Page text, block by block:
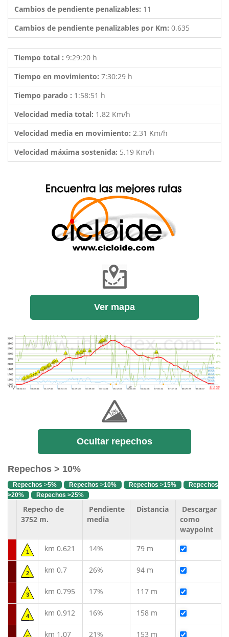
Cambios de pendiente penalizables: 11
Cambios de pendiente penalizables por Km: 0.635
Tiempo total : 9:29:20 h
Tiempo en movimiento: 7:30:29 h
Tiempo parado : 1:58:51 h
Velocidad media total: 1.82 Km/h
Velocidad media en movimiento: 2.31 Km/h
Velocidad máxima sostenida: 5.19 Km/h
Ver mapa
Ocultar repechos
Repechos > 10%
Repechos >5% Repechos >10% Repechos >15%
Repechos
>20%
Repechos >25%
Repecho de
3752 m.
Pendiente
media
Distancia
Descargar
como
waypoint
1 km 0.621 14% 79 m
2 km 0.7 26% 94 m
3 km 0.795 17% 117 m
4 km 0.912 16% 158 m
km 1.07 21% 153 m